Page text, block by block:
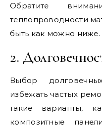
Обратите
теплопроводности
быть как можно ниже.
2.
Выбор
избежать частых
такие варианты,
композитные